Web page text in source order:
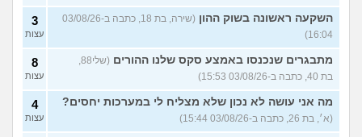
השקעה ראשונה בשוק ההון
(שירה, בת 18, כתבה ב-03/08/26
16:04)
3
עצות
מתבגרים שנכנסו באמצע סקס שלנו ההורים
(שלי88,
בת 40, כתבה ב-03/08/26 15:53)
8
עצות
מה אני עושה לא נכון שלא מצליח לי במערכות יחסים?
(א׳, בת 26, כתבה ב-03/08/26 15:44)
4
עצות